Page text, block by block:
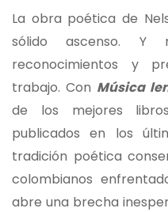
La obra poética de
sólido ascenso. Y
reconocimientos y
trabajo. Con Música
de los mejores
publicados en los
tradición poética
colombianos
abre una brecha